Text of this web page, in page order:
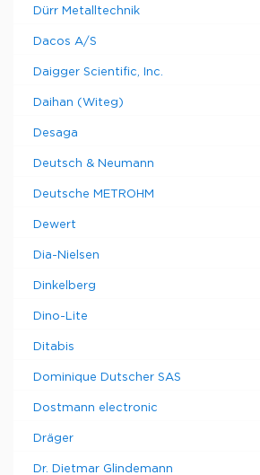
Dürr Metalltechnik
Dacos A/S
Daigger Scientific, Inc.
Daihan (Witeg)
Desaga
Deutsch & Neumann
Deutsche METROHM
Dewert
Dia-Nielsen
Dinkelberg
Dino-Lite
Ditabis
Dominique Dutscher SAS
Dostmann electronic
Dräger
Dr. Dietmar Glindemann